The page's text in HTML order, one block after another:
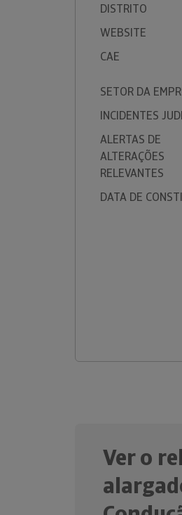
DISTRITO
WEBSITE
CAE
SETOR DA
INCIDENTES
ALERTAS DE
ALTERAÇÕES
RELEVANTES
DATA DE
Ver o